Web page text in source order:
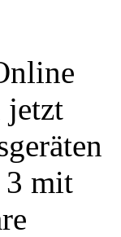
jetzt
3 mit